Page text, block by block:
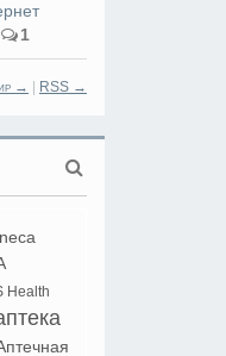
1
→ RSS →
Health